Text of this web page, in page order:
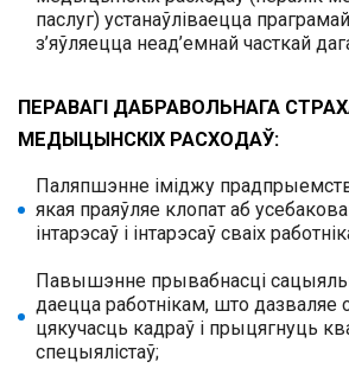
паслуг) устанаўліваецца
з’яўляецца неад’емнай часткай
ПЕРАВАГІ ДАБРАВОЛЬНАГА
МЕДЫЦЫНСКІХ РАСХОДАЎ:
Паляпшэнне іміджу
якая праяўляе клопат аб
інтарэсаў і інтарэсаў сваіх
Павышэнне прывабнасці
даецца работнікам, што дазваляе
цякучасць кадраў і прыцягнуць
спецыялістаў;